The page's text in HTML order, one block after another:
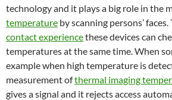
technology and it plays a big role in the
temperature by scanning persons’
contact experiencethese devices can
temperatures at the same time. When
example when high temperature is
measurement ofthermal imaging
gives a signal and it rejects access